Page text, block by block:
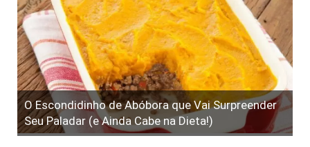
O Escondidinho de Abóbora que Vai Surpreender
Seu Paladar (e Ainda Cabe na Dieta!)